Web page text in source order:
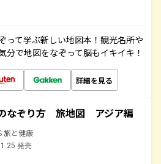
って学ぶ新しい地図本！観光名所や
分で地図をなぞって脳もイキイキ！
詳細を見る
なぞり方 旅地図 アジア編
旅と健康
発売